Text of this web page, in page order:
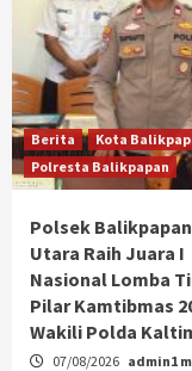
Berita
Kota
Polresta Balikpapan
Polsek Balikpapan
Utara Raih Juara I
Nasional Lomba
Pilar Kamtibmas
Wakili Polda
07/08/2026 admin1